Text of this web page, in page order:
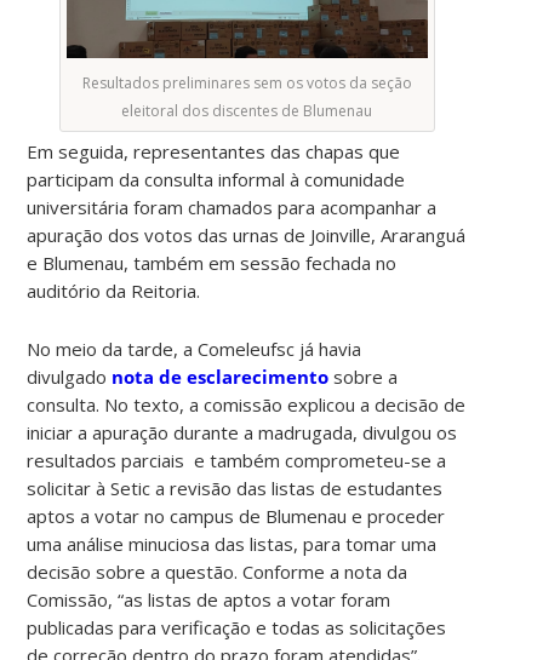
Resultados preliminares sem os votos da seção
eleitoral dos discentes de Blumenau
Em seguida, representantes das chapas que
participam da consulta informal à comunidade
universitária foram chamados para acompanhar a
apuração dos votos das urnas de Joinville, Araranguá
e Blumenau, também em sessão fechada no
auditório da Reitoria.
No meio da tarde, a Comeleufsc já havia
divulgado nota de esclarecimento sobre a
consulta. No texto, a comissão explicou a decisão de
iniciar a apuração durante a madrugada, divulgou os
resultados parciais e também comprometeu-se a
solicitar à Setic a revisão das listas de estudantes
aptos a votar no campus de Blumenau e proceder
uma análise minuciosa das listas, para tomar uma
decisão sobre a questão. Conforme a nota da
Comissão, “as listas de aptos a votar foram
publicadas para verificação e todas as solicitações
de correção dentro do prazo foram atendidas”.